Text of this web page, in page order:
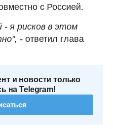
с Россией.
- я рисков в этом
- ответил глава
и новости только
на Telegram!